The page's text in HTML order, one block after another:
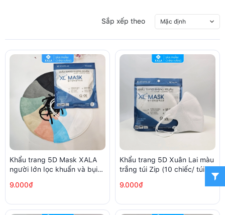
Sắp xếp theo Mặc định
Khẩu trang 5D Mask XALA
người lớn lọc khuẩn và bụi
9.000₫
Khẩu trang 5D Xuân Lai màu
trắng túi Zip (10 chiếc/ túi)
9.000₫